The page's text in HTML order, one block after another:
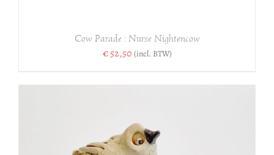
Cow Parade : Nurse Nightencow
€52,50 (incl. BTW)